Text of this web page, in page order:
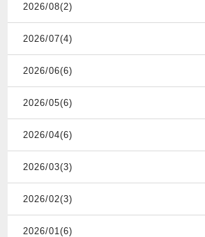
2026/08(2)
2026/07(4)
2026/06(6)
2026/05(6)
2026/04(6)
2026/03(3)
2026/02(3)
2026/01(6)